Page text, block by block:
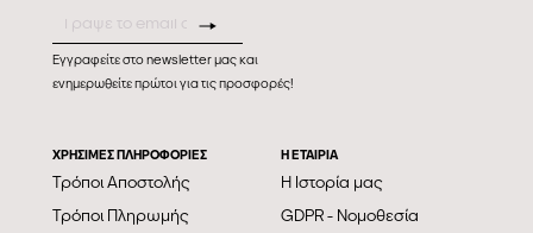
Εγγραφείτε στο newsletter μας και
ενημερωθείτε πρώτοι για τις προσφορές!
ΧΡΗΣΙΜΕΣ ΠΛΗΡΟΦΟΡΙΕΣ
Τρόποι Αποστολής
Τρόποι Πληρωμής
Η ΕΤΑΙΡΊΑ
Η Ιστορία μας
GDPR - Νομοθεσία